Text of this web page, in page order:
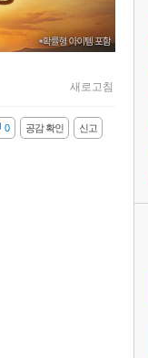
새로고침
신고
공감 확인
0